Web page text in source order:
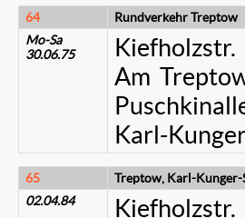
64
Rundverkehr Treptow
Mo-Sa
30.06.75
Am
Karl-
65
Treptow, Karl-Kunger-
02.04.84